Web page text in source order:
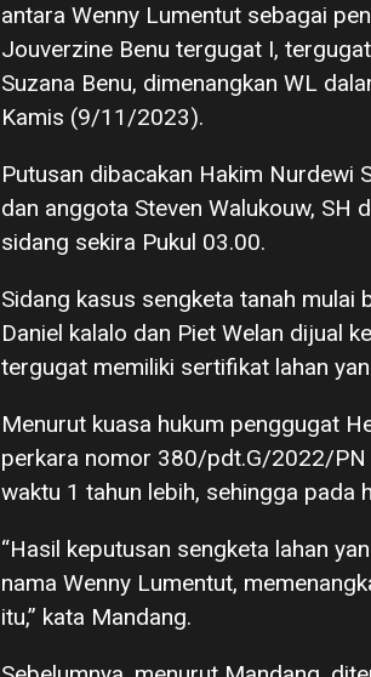
antara Wenny Lumentut sebagai
Jouverzine Benu tergugat I,
Suzana Benu, dimenangkan WL
Kamis (9/11/2023).
Putusan dibacakan Hakim Nurdewi
dan anggota Steven Walukouw,
sidang sekira Pukul 03.00.
Sidang kasus sengketa tanah mulai
Daniel kalalo dan Piet Welan dijual
tergugat memiliki sertifikat lahan
Menurut kuasa hukum penggugat
perkara nomor 380/pdt.G/2022/PN
waktu 1 tahun lebih, sehingga pada
“Hasil keputusan sengketa lahan
nama Wenny Lumentut,
itu,” kata Mandang.